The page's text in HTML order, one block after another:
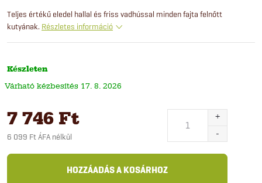
Teljes értékű eledel hallal és friss vadhússal minden fajta felnőtt
kutyának. Részletes információ
Készleten
17. 8. 2026
7 746 Ft
6 099 Ft ÁFA nélkül
HOZZÁADÁS A KOSÁRHOZ